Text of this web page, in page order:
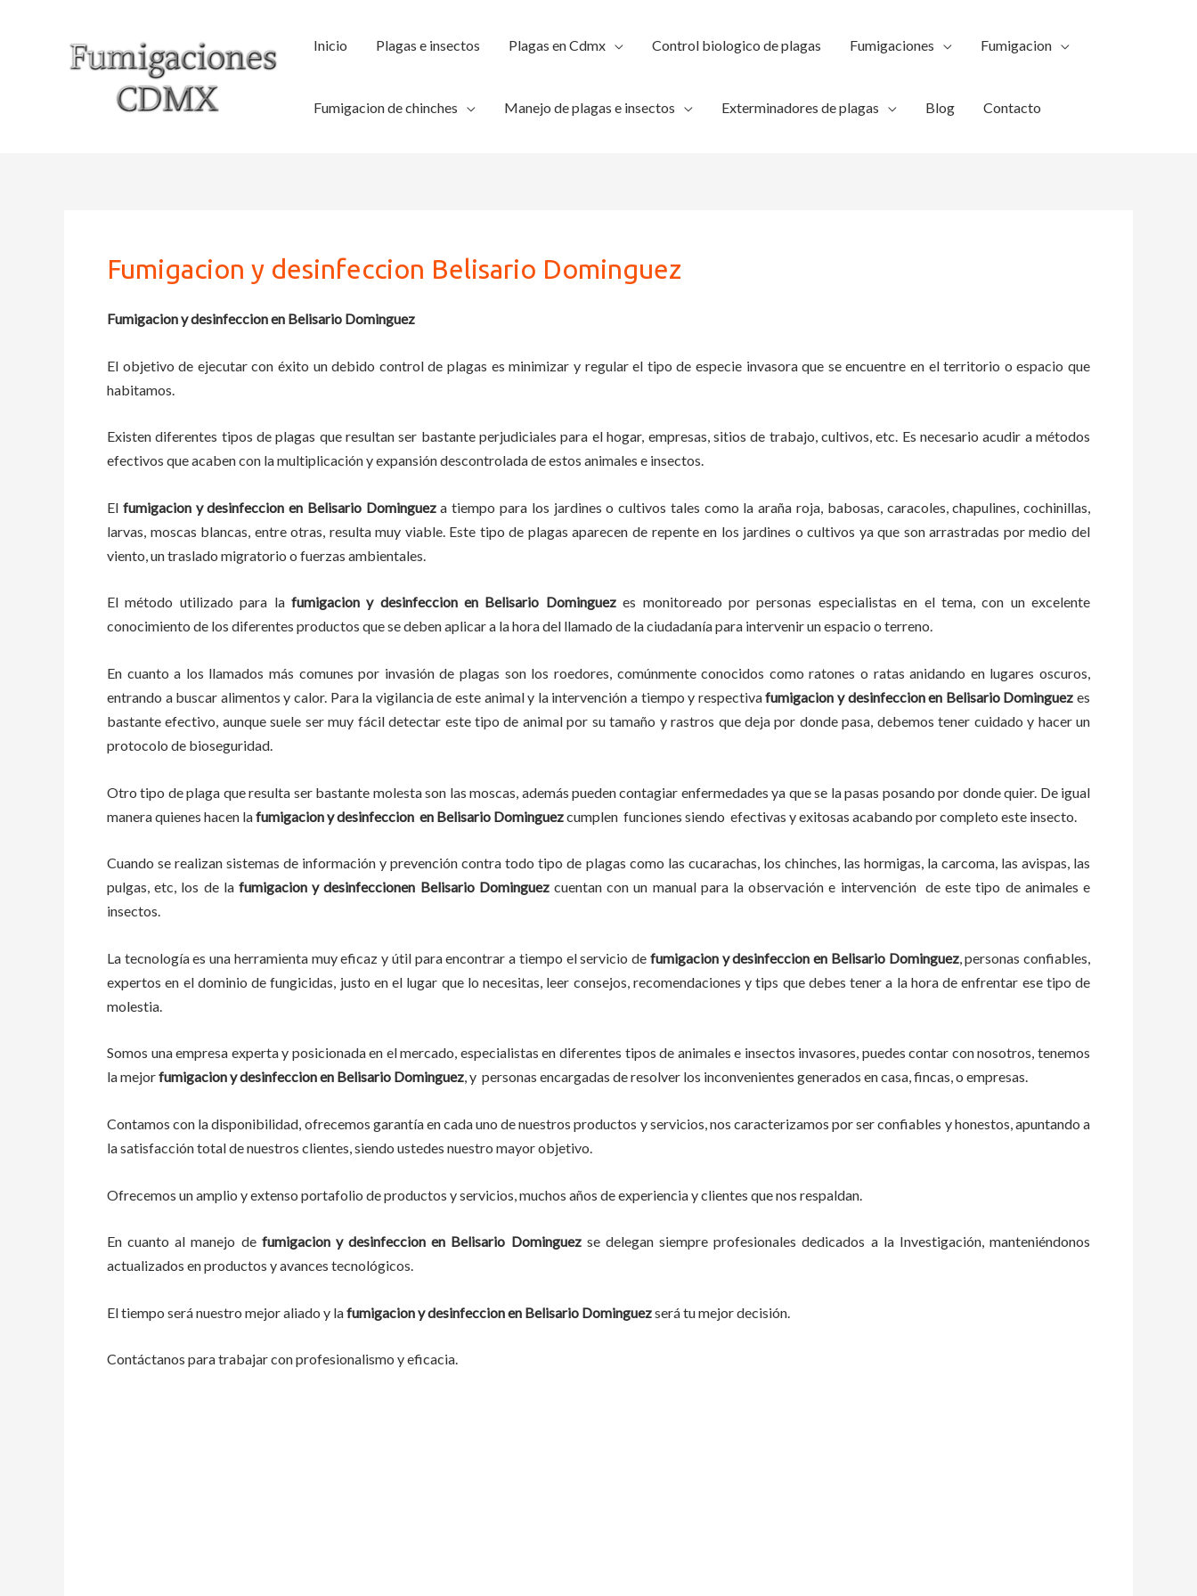
Inicio Plagas e insectos Plagas en Cdmx Control biologico de plagas Fumigaciones Fumigacion
Fumigacion de chinches Manejo de plagas e insectos Exterminadores de plagas Blog Contacto
Fumigacion y desinfeccion Belisario Dominguez
Fumigacion y desinfeccion en Belisario Dominguez
El objetivo de ejecutar con éxito un debido control de plagas es minimizar y regular el tipo de especie invasora que se encuentre en el territorio o espacio que
habitamos.
Existen diferentes tipos de plagas que resultan ser bastante perjudiciales para el hogar, empresas, sitios de trabajo, cultivos, etc. Es necesario acudir a métodos
efectivos que acaben con la multiplicación y expansión descontrolada de estos animales e insectos.
El fumigacion y desinfeccionen Belisario Dominguezatiempo para los jardines o cultivos tales como la araña roja, babosas, caracoles, chapulines, cochinillas,
larvas, moscas blancas, entre otras, resulta muy viable. Este tipo de plagas aparecen de repente en los jardines o cultivos ya que son arrastradas por medio del
viento, un traslado migratorio o fuerzas ambientales.
El método utilizado para lafumigacion y desinfeccion en Belisario Dominguezes monitoreado por personas especialistas en el tema, con un excelente
conocimiento de los diferentes productos que se deben aplicar a la hora del llamado de la ciudadanía para intervenir un espacio o terreno.
En cuanto a los llamados más comunes por invasión de plagas son los roedores, comúnmente conocidos como ratones o ratas anidando en lugares oscuros,
entrando a buscar alimentos y calor. Para la vigilancia de este animal y la intervención a tiempo y respectivafumigacion y desinfeccionen Belisario Dominguez es
bastante efectivo, aunque suele ser muy fácil detectar este tipo de animal por su tamaño y rastros que deja por donde pasa, debemos tener cuidado y hacer un
protocolo de bioseguridad.
Otro tipo de plaga que resulta ser bastante molesta son las moscas, además pueden contagiar enfermedades ya que se la pasas posando por donde quier. De igual
manera quienes hacen lafumigacion y desinfeccion en Belisario Dominguezcumplen funciones siendo efectivas y exitosas acabando por completo este insecto.
Cuando se realizan sistemas de información y prevención contra todo tipo de plagas como las cucarachas, los chinches, las hormigas, la carcoma, las avispas, las
pulgas, etc, los de la fumigacion y desinfeccionen Belisario Dominguezcuentan con un manual para la observación e intervención de este tipo de animales e
insectos.
La tecnología es una herramienta muy eficaz y útil para encontrar a tiempo el servicio de fumigacion y desinfeccion en Belisario Dominguez, personas confiables,
expertos en el dominio de fungicidas, justo en el lugar que lo necesitas, leer consejos, recomendaciones y tips que debes tener a la hora de enfrentar ese tipo de
molestia.
Somos una empresa experta y posicionada en el mercado, especialistas en diferentes tipos de animales e insectos invasores, puedes contar con nosotros, tenemos
la mejorfumigacion y desinfeccionen Belisario Dominguez, y personas encargadas de resolver los inconvenientes generados en casa, fincas, o empresas.
Contamos con la disponibilidad, ofrecemos garantía en cada uno de nuestros productos y servicios, nos caracterizamos por ser confiables y honestos, apuntando a
la satisfacción total de nuestros clientes, siendo ustedes nuestro mayor objetivo.
Ofrecemos un amplio y extenso portafolio de productos y servicios, muchos años de experiencia y clientes que nos respaldan.
En cuanto almanejo defumigacion y desinfeccionen Belisario Dominguez se delegan siempre profesionales dedicados a la Investigación, manteniéndonos
actualizados en productos y avances tecnológicos.
El tiempo será nuestro mejor aliado y lafumigacion y desinfeccionen Belisario Dominguezserá tu mejor decisión.
Contáctanos para trabajar con profesionalismo y eficacia.